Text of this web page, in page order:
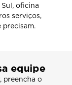
oficina
serviços,
precisam.
equipe
preencha o